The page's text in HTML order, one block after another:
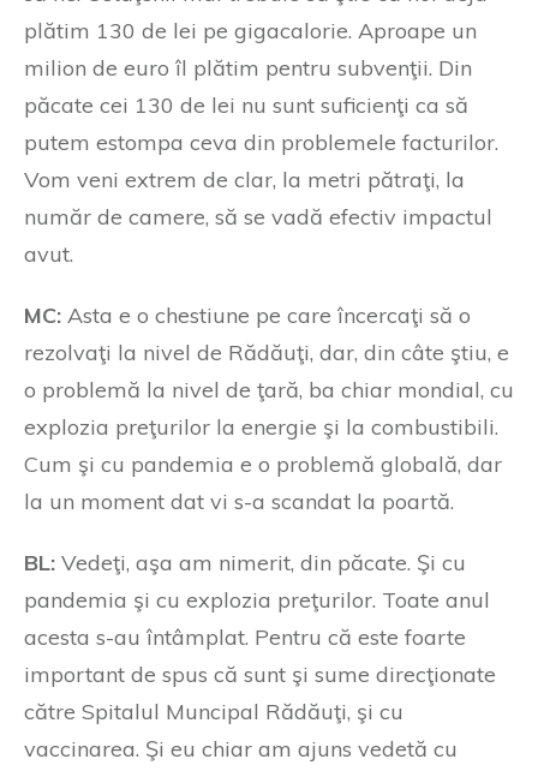
plătim 130 de lei pe gigacalorie. Aproape un
milion de euro îl plătim pentru subvenţii. Din
păcate cei 130 de lei nu sunt suficienţi ca să
putem estompa ceva din problemele facturilor.
Vom veni extrem de clar, la metri pătraţi, la
număr de camere, să se vadă efectiv impactul
avut.
MC: Asta e o chestiune pe care încercaţi să o
rezolvaţi la nivel de Rădăuţi, dar, din câte ştiu, e
o problemă la nivel de ţară, ba chiar mondial, cu
explozia preţurilor la energie şi la combustibili.
Cum şi cu pandemia e o problemă globală, dar
la un moment dat vi s-a scandat la poartă.
BL: Vedeţi, aşa am nimerit, din păcate. Şi cu
pandemia şi cu explozia preţurilor. Toate anul
acesta s-au întâmplat. Pentru că este foarte
important de spus că sunt şi sume direcţionate
către Spitalul Muncipal Rădăuţi, şi cu
vaccinarea. Şi eu chiar am ajuns vedetă cu